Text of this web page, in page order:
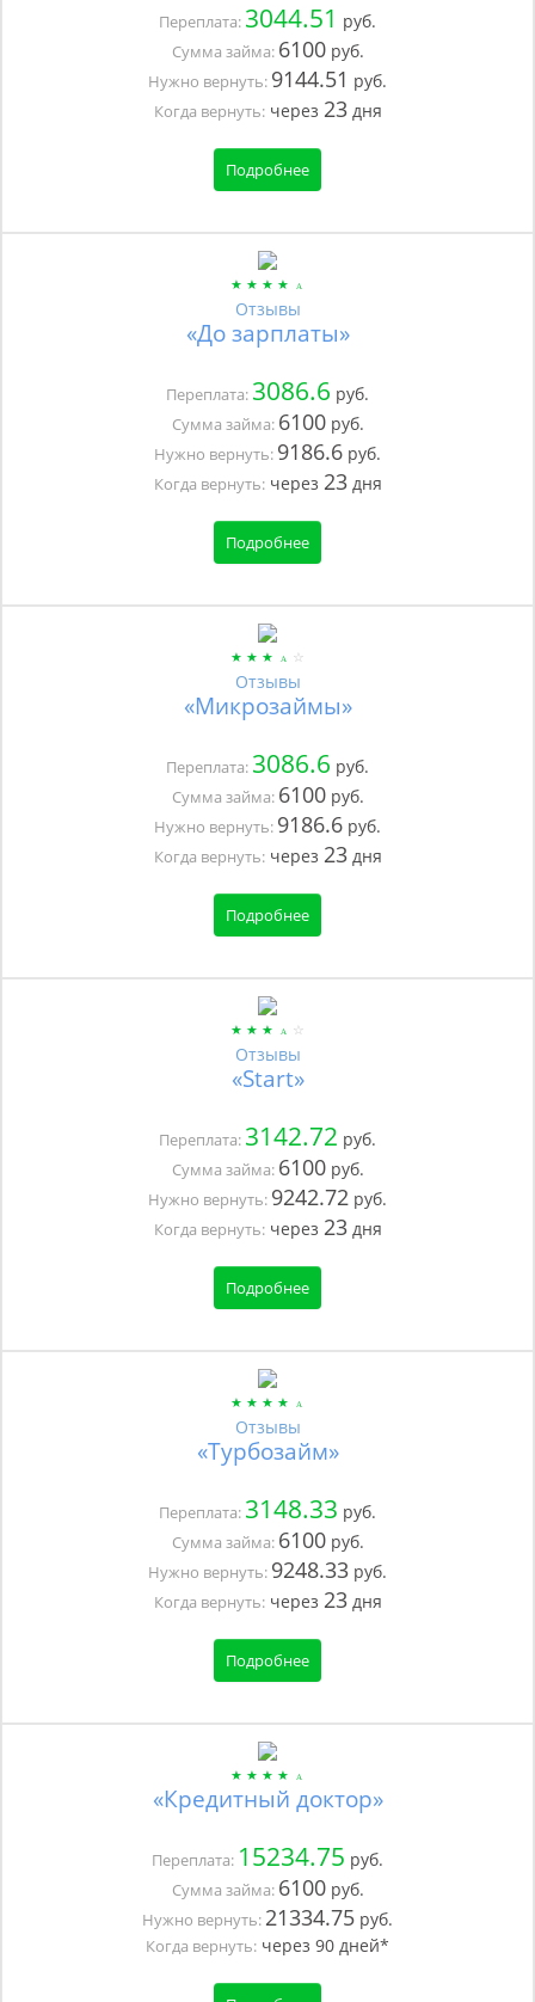
Переплата: 3044.51 руб.
Сумма займа: 6100руб.
Нужно вернуть: 9144.51 руб.
Когда вернуть:через 23дня
Подробнее
Отзывы
«До зарплаты»
Переплата: 3086.6 руб.
Сумма займа: 6100руб.
Нужно вернуть: 9186.6 руб.
Когда вернуть:через 23дня
Подробнее
Отзывы
«Микрозаймы»
Переплата: 3086.6 руб.
Сумма займа: 6100руб.
Нужно вернуть: 9186.6 руб.
Когда вернуть:через 23дня
Подробнее
Отзывы
«Start»
Переплата: 3142.72 руб.
Сумма займа: 6100руб.
Нужно вернуть: 9242.72 руб.
Когда вернуть:через 23дня
Подробнее
Отзывы
«Турбозайм»
Переплата: 3148.33 руб.
Сумма займа: 6100руб.
Нужно вернуть: 9248.33 руб.
Когда вернуть:через 23дня
Подробнее
«Кредитный доктор»
Переплата: 15234.75 руб.
Сумма займа: 6100руб.
Нужно вернуть: 21334.75 руб.
Когда вернуть: через 90 дней*